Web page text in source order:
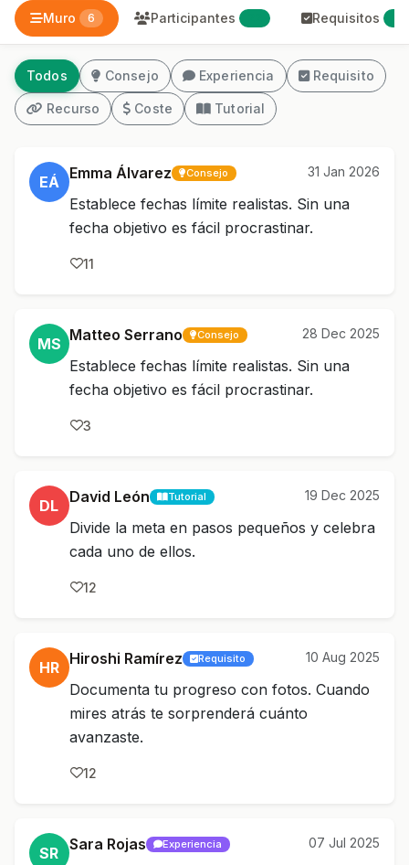
Muro 6 Participantes Requisitos
Todos Consejo Experiencia Requisito
Recurso Coste Tutorial
EÁ Emma Álvarez Consejo 31 Jan 2026
Establece fechas límite realistas. Sin una
fecha objetivo es fácil procrastinar.
11
MS Matteo Serrano Consejo 28 Dec 2025
Establece fechas límite realistas. Sin una
fecha objetivo es fácil procrastinar.
3
DL David León Tutorial 19 Dec 2025
Divide la meta en pasos pequeños y celebra
cada uno de ellos.
12
HR Hiroshi Ramírez Requisito 10 Aug 2025
Documenta tu progreso con fotos. Cuando
mires atrás te sorprenderá cuánto
avanzaste.
12
SR Sara Rojas Experiencia 07 Jul 2025